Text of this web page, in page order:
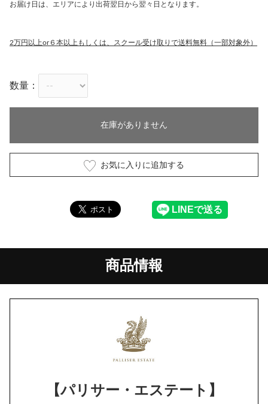
お届け日は、エリアにより出荷翌日から翌々日となります。
2万円以上or６本以上もしくは、スクール受け取りで送料無料（一部対象外）
数量：
在庫がありません
お気に入りに追加する
商品情報
【パリサー・エステート】